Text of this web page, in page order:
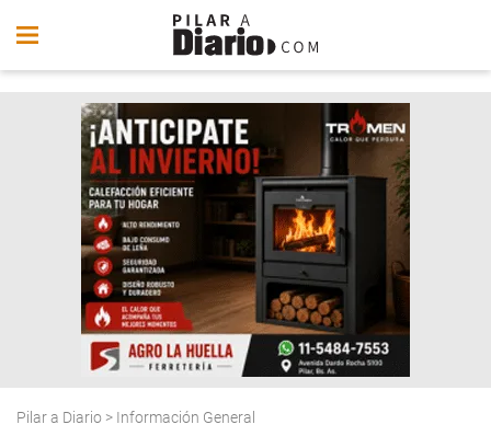
Pilar a Diario > Información General